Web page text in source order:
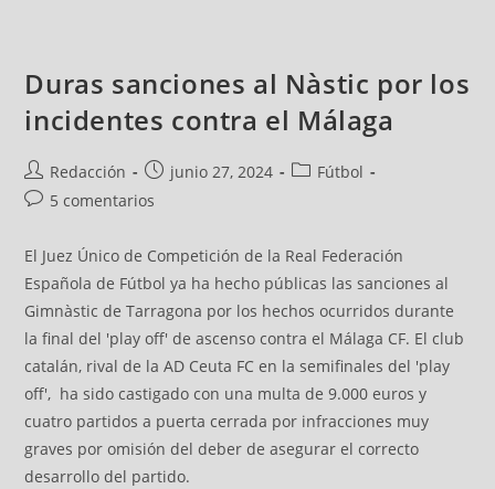
Duras sanciones al Nàstic por los
incidentes contra el Málaga
Redacción junio 27, 2024
Fútbol
5 comentarios
El Juez Único de Competición de la Real Federación
Española de Fútbol ya ha hecho públicas las sanciones al
Gimnàstic de Tarragona por los hechos ocurridos durante
la final del 'play off' de ascenso contra el Málaga CF. El club
catalán, rival de la AD Ceuta FC en la semifinales del 'play
off', ha sido castigado con una multa de 9.000 euros y
cuatro partidos a puerta cerrada por infracciones muy
graves por omisión del deber de asegurar el correcto
desarrollo del partido.